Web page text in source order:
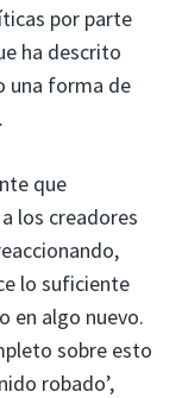
por parte
ha descrito
una forma de
que
los creadores
lo suficiente
en algo nuevo.
sobre esto
robado’,